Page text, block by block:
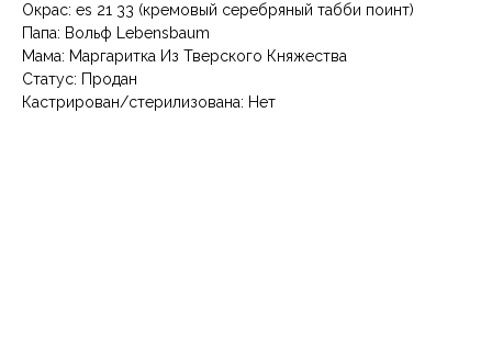
Окрас: еs 21 33 (кремовый серебряный табби поинт)
Папа: Вольф Lebensbaum
Мама: Маргаритка Из Тверского Княжества
Статус: Продан
Кастрирован/стерилизована: Нет